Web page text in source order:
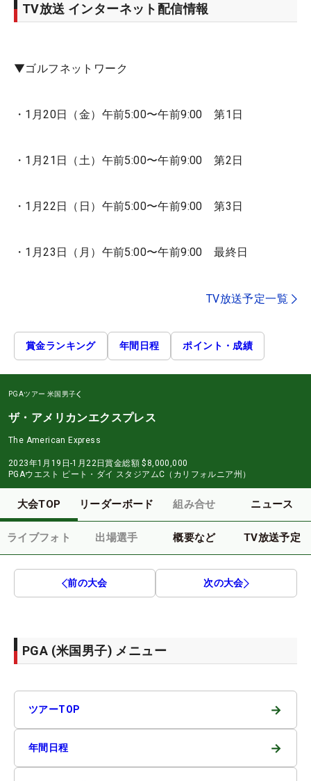
TV放送 インターネット配信情報
▼ゴルフネットワーク
・1月20日（金）午前5:00〜午前9:00 第1日
・1月21日（土）午前5:00〜午前9:00 第2日
・1月22日（日）午前5:00〜午前9:00 第3日
・1月23日（月）午前5:00〜午前9:00 最終日
TV放送予定一覧
賞金ランキング 年間日程 ポイント・成績
PGAツアー 米国男子
ザ・アメリカンエクスプレス
The American Express
2023年1月19日-1月22日賞金総額 $8,000,000
PGAウエスト ピート・ダイ スタジアムC（カリフォルニア州）
大会TOP リーダーボード 組み合せ ニュース
ライブフォト 出場選手 概要など TV放送予定
前の大会 次の大会
PGA (米国男子) メニュー
ツアーTOP →
年間日程 →